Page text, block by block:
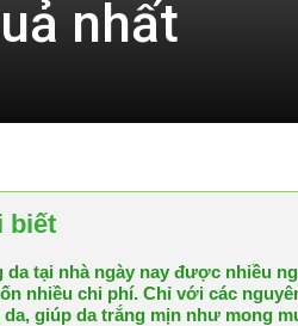
nhất
biết
da tại nhà ngày nay được nhiều
nhiều chi phí. Chỉ với các
giúp da trắng mịn như mong